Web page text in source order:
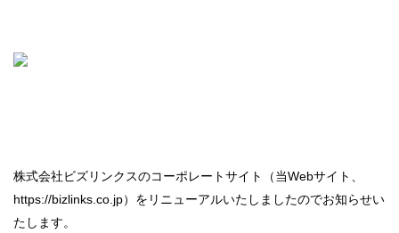
株式会社ビズリンクスのコーポレートサイト（当Webサイト、
https://bizlinks.co.jp）をリニューアルいたしましたのでお知らせい
たします。